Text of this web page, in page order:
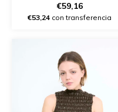
€59,16
€53,24 con transferencia